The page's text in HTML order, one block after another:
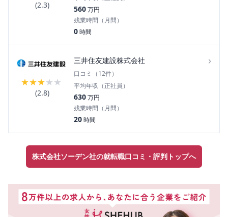
(2.3) 560万円
残業時間（月間）
0時間
★★★★★
(2.8)
三井住友建設株式会社 ›
口コミ（12件）
平均年収（正社員）
630万円
残業時間（月間）
20時間
株式会社ソーデン社の就転職口コミ・評判トップへ